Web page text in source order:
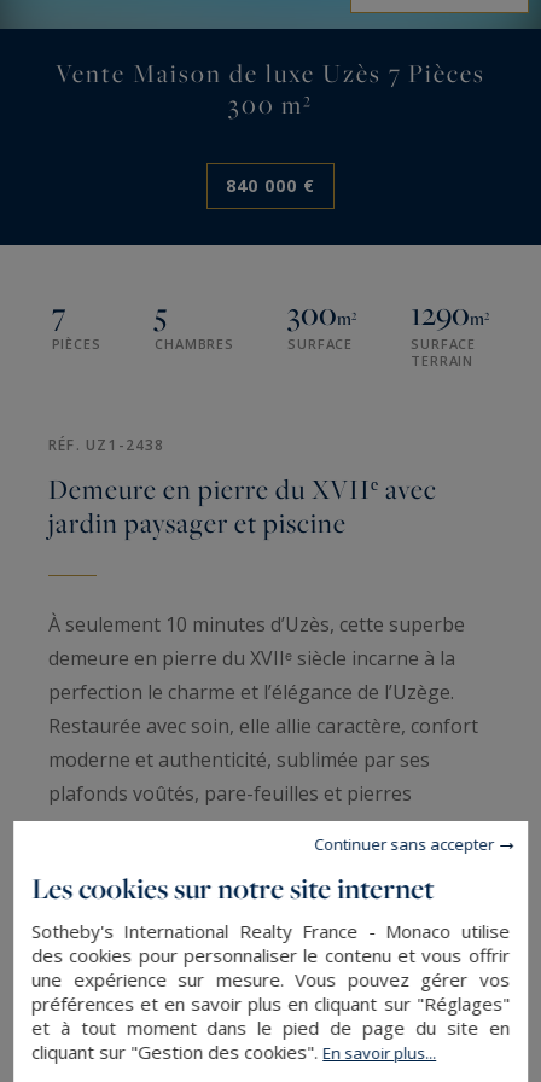
Vente Maison de luxe Uzès 7 Pièces
300 m²
840 000 €
7
PIÈCES
5
CHAMBRES
300m²
SURFACE
1290m²
SURFACE
TERRAIN
RÉF. UZ1-2438
Demeure en pierre du XVIIᵉ avec
jardin paysager et piscine
À seulement 10 minutes d’Uzès, cette superbe
demeure en pierre du XVIIᵉ siècle incarne à la
perfection le charme et l’élégance de l’Uzège.
Restaurée avec soin, elle allie caractère, confort
moderne et authenticité, sublimée par ses
plafonds voûtés, pare-feuilles et pierres
apparentes.
D’une surface habitable de 228 m², complétée
par une grange aménageable de 70 m², la
maison propose de généreux espaces : vaste
cuisine équipée, double salon chaleureux, salle
de billard, ainsi qu’une élégante salle à manger
donnant sur la terrasse couverte. Côté nuit,
Les cookies sur notre site internet
Sotheby's International Realty France - Monaco utilise
des cookies pour personnaliser le contenu et vous offrir
une expérience sur mesure. Vous pouvez gérer vos
préférences et en savoir plus en cliquant sur "Réglages"
et à tout moment dans le pied de page du site en
cliquant sur "Gestion des cookies".En savoir plus...
Continuer sans accepter